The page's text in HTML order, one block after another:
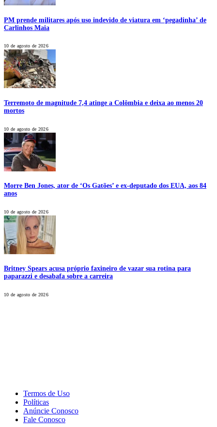
PM prende militares após uso indevido de viatura em ‘pegadinha’ de
Carlinhos Maia
10 de agosto de 2026
Terremoto de magnitude 7,4 atinge a Colômbia e deixa ao menos 20
mortos
10 de agosto de 2026
Morre Ben Jones, ator de ‘Os Gatões’ e ex-deputado dos EUA, aos 84
anos
10 de agosto de 2026
Britney Spears acusa próprio faxineiro de vazar sua rotina para
paparazzi e desabafa sobre a carreira
10 de agosto de 2026
Termos de Uso
Políticas
Anúncie Conosco
Fale Conosco